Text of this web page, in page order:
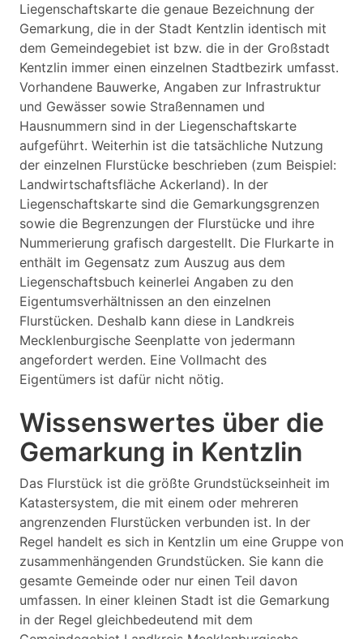
Liegenschaftskarte die genaue Bezeichnung der
Gemarkung, die in der Stadt Kentzlin identisch mit
dem Gemeindegebiet ist bzw. die in der Großstadt
Kentzlin immer einen einzelnen Stadtbezirk umfasst.
Vorhandene Bauwerke, Angaben zur Infrastruktur
und Gewässer sowie Straßennamen und
Hausnummern sind in der Liegenschaftskarte
aufgeführt. Weiterhin ist die tatsächliche Nutzung
der einzelnen Flurstücke beschrieben (zum Beispiel:
Landwirtschaftsfläche Ackerland). In der
Liegenschaftskarte sind die Gemarkungsgrenzen
sowie die Begrenzungen der Flurstücke und ihre
Nummerierung grafisch dargestellt. Die Flurkarte in
enthält im Gegensatz zum Auszug aus dem
Liegenschaftsbuch keinerlei Angaben zu den
Eigentumsverhältnissen an den einzelnen
Flurstücken. Deshalb kann diese in Landkreis
Mecklenburgische Seenplatte von jedermann
angefordert werden. Eine Vollmacht des
Eigentümers ist dafür nicht nötig.
Wissenswertes über die
Gemarkung in Kentzlin
Das Flurstück ist die größte Grundstückseinheit im
Katastersystem, die mit einem oder mehreren
angrenzenden Flurstücken verbunden ist. In der
Regel handelt es sich in Kentzlin um eine Gruppe von
zusammenhängenden Grundstücken. Sie kann die
gesamte Gemeinde oder nur einen Teil davon
umfassen. In einer kleinen Stadt ist die Gemarkung
in der Regel gleichbedeutend mit dem